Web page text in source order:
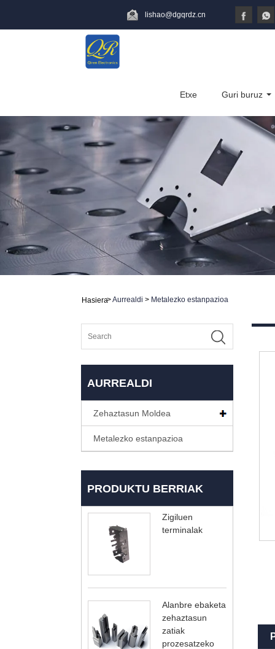
lishao@dgqrdz.cn
Etxe Guri buruz
Hasiera>Aurrealdi > Metalezko estanpazioa
AURREALDI
Zehaztasun Moldea
Metalezko estanpazioa
PRODUKTU BERRIAK
Zigiluen
terminalak
Alanbre ebaketa
zehaztasun
zatiak
prozesatzeko